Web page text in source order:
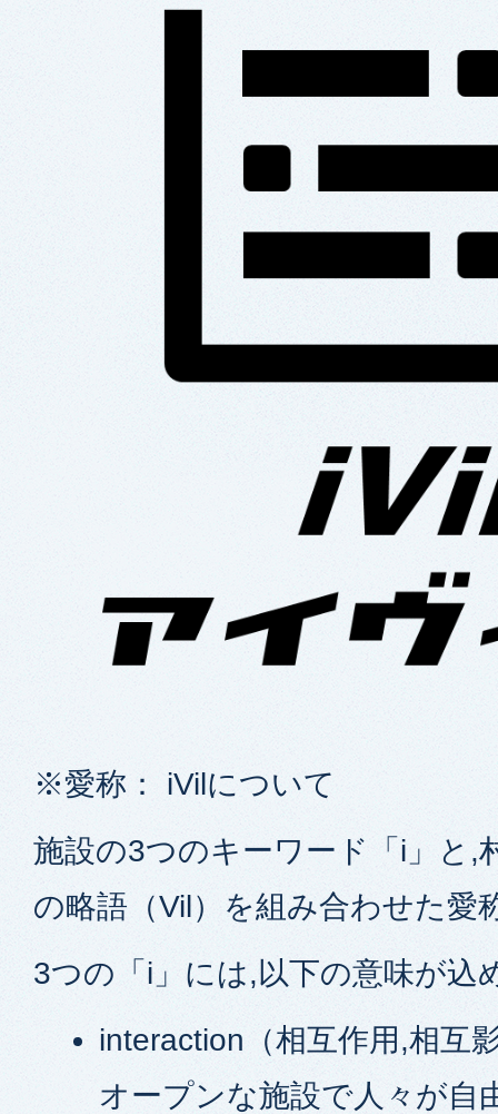
※愛称： iVilについて
施設の3つのキーワード「i」と,
の略語（Vil）を組み合わせた愛
3つの「i」には,以下の意味が込
interaction （相互作用,相互
オープンな施設で人々が自